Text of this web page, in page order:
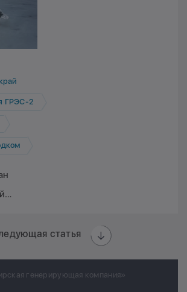
ГРЭС-2
статья
генерирующая компания»